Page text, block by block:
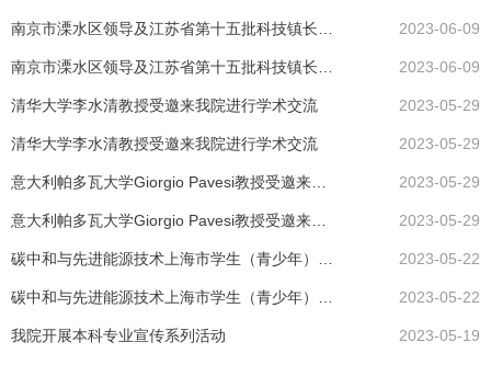
2023-06-09
2023-06-09
清华大学李水清教授受邀来我院进行学术交流 2023-05-29
清华大学李水清教授受邀来我院进行学术交流 2023-05-29
2023-05-29
2023-05-29
2023-05-22
2023-05-22
我院开展本科专业宣传系列活动 2023-05-19